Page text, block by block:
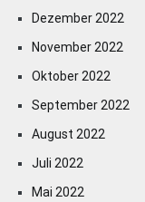
Dezember 2022
November 2022
Oktober 2022
September 2022
August 2022
Juli 2022
Mai 2022